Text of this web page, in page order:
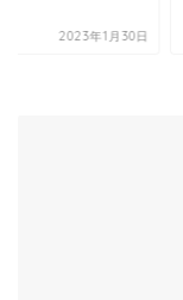
2023年9月4日